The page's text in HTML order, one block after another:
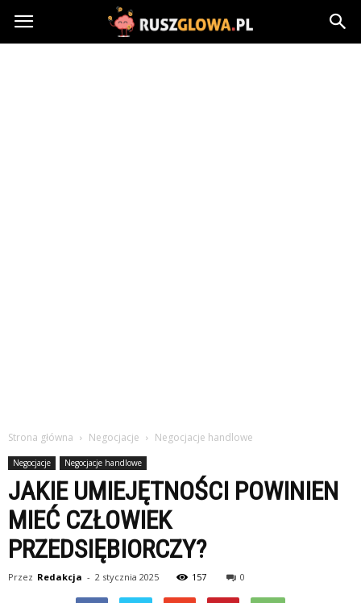
Ruszglowa.pl
Strona główna Negocjacje Negocjacje handlowe
Negocjacje Negocjacje handlowe
JAKIE UMIEJĘTNOŚCI POWINIEN
MIEĆ CZŁOWIEK
PRZEDSIĘBIORCZY?
Przez Redakcja - 2 stycznia 2025 157 0